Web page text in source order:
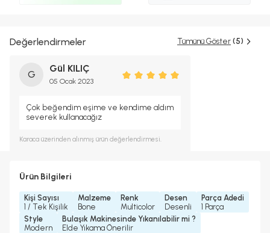
Değerlendirmeler Tümünü Göster (5)
G
Gül KILIÇ
05 Ocak 2023
Çok beğendim eşime ve kendime aldım
severek kullanacağız
Karaca üzerinden alınmış ürün değerlendirmesi.
Ürün Bilgileri
Kişi Sayısı
1 / Tek Kişilik
Malzeme
Bone
Renk
Multicolor
Desen
Desenli
Parça Adedi
1 Parça
Style
Modern
Bulaşık Makinesinde Yıkanılabilir mi ?
Elde Yıkama Önerilir